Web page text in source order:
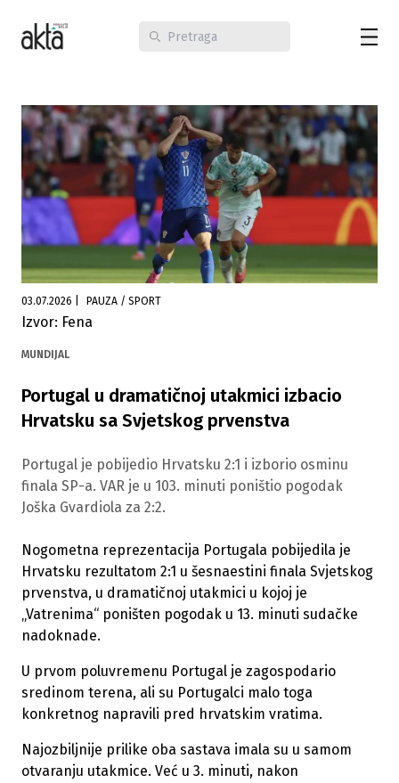
03.07.2026 PAUZA / SPORT
Izvor: Fena
MUNDIJAL
Portugal u dramatičnoj utakmici izbacio
Hrvatsku sa Svjetskog prvenstva
Portugal je pobijedio Hrvatsku 2:1 i izborio osminu
finala SP-a. VAR je u 103. minuti poništio pogodak
Joška Gvardiola za 2:2.
Nogometna reprezentacija Portugala pobijedila je
Hrvatsku rezultatom 2:1 u šesnaestini finala Svjetskog
prvenstva, u dramatičnoj utakmici u kojoj je
„Vatrenima“ poništen pogodak u 13. minuti sudačke
nadoknade.
U prvom poluvremenu Portugal je zagospodario
sredinom terena, ali su Portugalci malo toga
konkretnog napravili pred hrvatskim vratima.
Najozbiljnije prilike oba sastava imala su u samom
otvaranju utakmice. Već u 3. minuti, nakon